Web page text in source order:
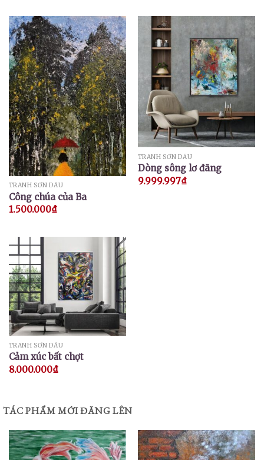
TRANH SƠN DẦU
Công chúa của Ba
1.500.000₫
TRANH SƠN DẦU
Dòng sông lơ đãng
9.999.997₫
TRANH SƠN DẦU
Cảm xúc bất chợt
8.000.000₫
TÁC PHẨM MỚI ĐĂNG LÊN